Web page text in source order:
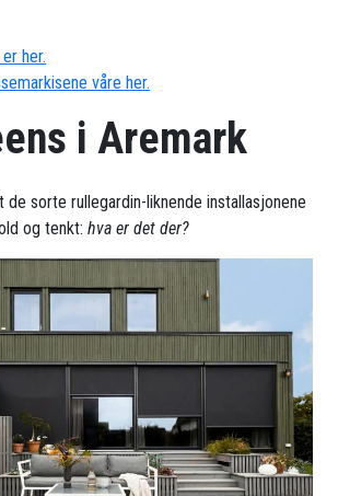
her.
våre her.
i Aremark
de sorte rullegardin-liknende installasjonene
og tenkt:hva er det der?